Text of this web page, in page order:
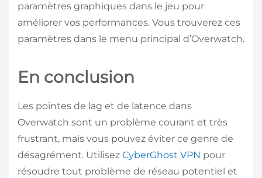
paramètres graphiques dans le jeu pour
améliorer vos performances. Vous trouverez ces
paramètres dans le menu principal d’Overwatch.
En conclusion
Les pointes de lag et de latence dans
Overwatch sont un problème courant et très
frustrant, mais vous pouvez éviter ce genre de
désagrément. Utilisez CyberGhost VPN pour
résoudre tout problème de réseau potentiel et